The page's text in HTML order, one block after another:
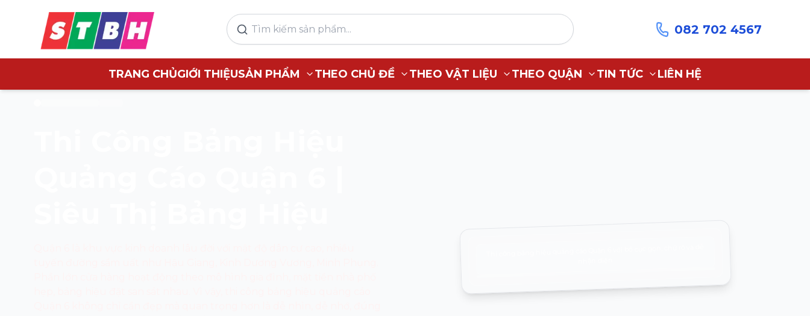
082 702 4567
TRANG CHỦGIỚI THIỆUSẢN PHẨM THEO CHỦ ĐỀ THEO VẬT LIỆU THEO QUẬN TIN TỨC LIÊN HỆ